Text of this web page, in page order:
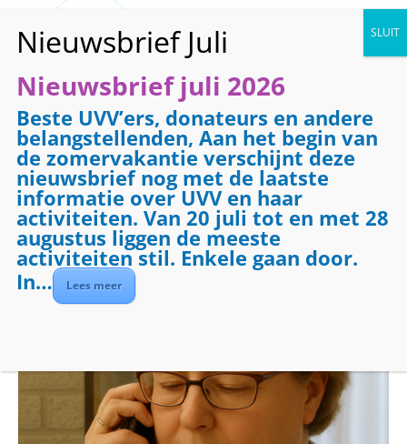
« Alle Evenementen
Dit evenement is voorbij.
Evenementenreeks:Telefooncirkel
Telefooncirkel
mei 1 @ 08:30- 09:30
Nieuwsbrief juli 2026
Beste UVV’ers, donateurs en andere
belangstellenden, Aan het begin van
de zomervakantie verschijnt deze
nieuwsbrief nog met de laatste
informatie over UVV en haar
activiteiten. Van 20 juli tot en met 28
augustus liggen de meeste
activiteiten stil. Enkele gaan door.
In…
Lees meer